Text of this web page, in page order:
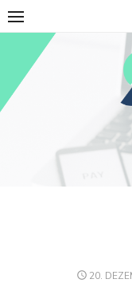
Skip
to
content
POSTED
20.